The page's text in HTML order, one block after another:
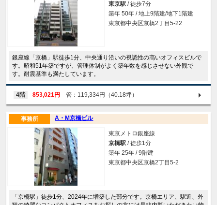
東京駅 / 徒歩7分
築年 50年 / 地上9階建/地下1階建
東京都中央区京橋2丁目5-22
銀座線「京橋」駅徒歩1分、中央通り沿いの視認性の高いオフィスビルで
す。昭和51年築ですが、管理体制がよく築年数を感じさせない外観で
す。耐震基準も満たしています。
4階 853,021円 管：119,334円（40.18坪）
A・M京橋ビル
事務所
東京メトロ銀座線
京橋駅 / 徒歩1分
築年 25年 / 9階建
東京都中央区京橋2丁目5-2
「京橋駅」徒歩1分、2024年に増築した部分です。京橋エリア、駅近、外